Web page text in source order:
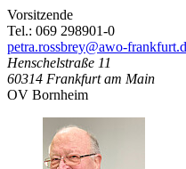
Vorsitzende
Tel.: 069 298901-0
petra.rossbrey@awo-
Henschelstraße 11
60314 Frankfurt am Main
OV Bornheim